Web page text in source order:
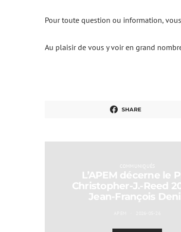
Pour toute question ou information,
Au plaisir de vous y voir en grand
SHARE
COMMUNIQUÉS
L’APEM décerne le
Christopher-J.-Reed
Jean-François